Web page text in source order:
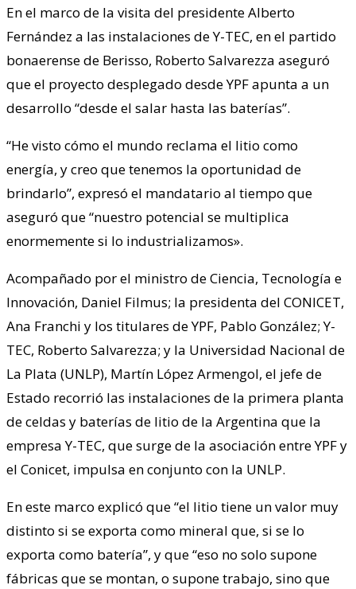
En el marco de la visita del presidente Alberto
Fernández a las instalaciones de Y-TEC, en el partido
bonaerense de Berisso, Roberto Salvarezza aseguró
que el proyecto desplegado desde YPF apunta a un
desarrollo “desde el salar hasta las baterías”.
“He visto cómo el mundo reclama el litio como
energía, y creo que tenemos la oportunidad de
brindarlo”, expresó el mandatario al tiempo que
aseguró que “nuestro potencial se multiplica
enormemente si lo industrializamos».
Acompañado por el ministro de Ciencia, Tecnología e
Innovación, Daniel Filmus; la presidenta del CONICET,
Ana Franchi y los titulares de YPF, Pablo González; Y-
TEC, Roberto Salvarezza; y la Universidad Nacional de
La Plata (UNLP), Martín López Armengol, el jefe de
Estado recorrió las instalaciones de la primera planta
de celdas y baterías de litio de la Argentina que la
empresa Y-TEC, que surge de la asociación entre YPF y
el Conicet, impulsa en conjunto con la UNLP.
En este marco explicó que “el litio tiene un valor muy
distinto si se exporta como mineral que, si se lo
exporta como batería”, y que “eso no solo supone
fábricas que se montan, o supone trabajo, sino que